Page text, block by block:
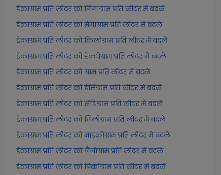
डेकाग्राम प्रति लीटर को गिगाग्राम प्रति लीटर में बदलें
डेकाग्राम प्रति लीटर को मेगाग्राम प्रति लीटर में बदलें
डेकाग्राम प्रति लीटर को किलोग्राम प्रति लीटर में बदलें
डेकाग्राम प्रति लीटर को हेक्टोग्राम प्रति लीटर में बदलें
डेकाग्राम प्रति लीटर को ग्राम प्रति लीटर में बदलें
डेकाग्राम प्रति लीटर को डेसिग्राम प्रति लीटर में बदलें
डेकाग्राम प्रति लीटर को सेंटिग्राम प्रति लीटर में बदलें
डेकाग्राम प्रति लीटर को मिलीग्राम प्रति लीटर में बदलें
डेकाग्राम प्रति लीटर को माइक्रोग्राम प्रति लीटर में बदलें
डेकाग्राम प्रति लीटर को नैनोग्राम प्रति लीटर में बदलें
डेकाग्राम प्रति लीटर को पिकोग्राम प्रति लीटर में बदलें